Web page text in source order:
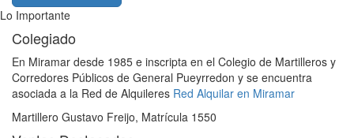
Lo Importante
Colegiado
En Miramar desde 1985 e inscripta en el Colegio de Martilleros y
Corredores Públicos de General Pueyrredon y se encuentra
asociada a la Red de Alquileres Red Alquilar en Miramar
Martillero Gustavo Freijo, Matrícula 1550